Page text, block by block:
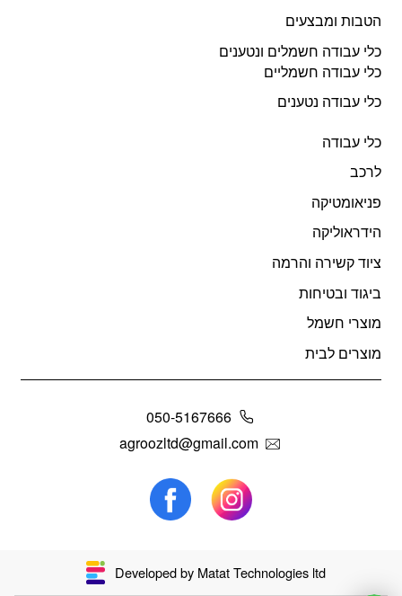
הטבות ומבצעים
כלי עבודה חשמלים ונטענים
כלי עבודה חשמליים
כלי עבודה נטענים
כלי עבודה
לרכב
פניאומטיקה
הידראוליקה
ציוד קשירה והרמה
ביגוד ובטיחות
מוצרי חשמל
מוצרים לבית
050-5167666
agroozltd@gmail.com
Developed by Matat Technologies ltd